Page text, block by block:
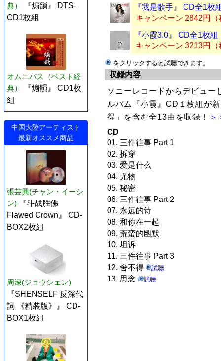
典）
『煽韻』 DTS-
CD1枚組
オムニバス（ベスト経
典）
『煽韻』 CD1枚
組
中国大陸アーティスト
最新オススメ商品
張芸興(チャン・イーシ
ン)
『斗战胜佛
Flawed Crown』 CD-
BOX2枚組
周深(ジョウシェン)
『SHENSELF 反深代
詞 《精装版》』 CD-
BOX1枚組
『我是歌手』 CD全1枚
キャンペーン 2842円（
『小霞3.0』 CD全1枚組
キャンペーン 3213円（
をクリックすると試聴できます。
収録内容
ソニーレコードからデビュー
ルバム『小霞』CD１枚組が
得」を含む全13曲を収録！
＞
CD
01. 三件往事 Part 1
02. 拆穿
03. 爱是什么
04. 尤物
05. 秘密
06. 三件往事 Part 2
07. 永远的诗
08. 和你在一起
09. 荒蛮的幽默
10. 坦诉
11. 三件往事 Part 3
12. 舍不得
試聴
13. 思念 試聴